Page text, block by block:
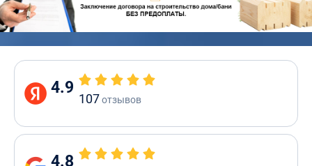
4.9
107отзывов
4.8